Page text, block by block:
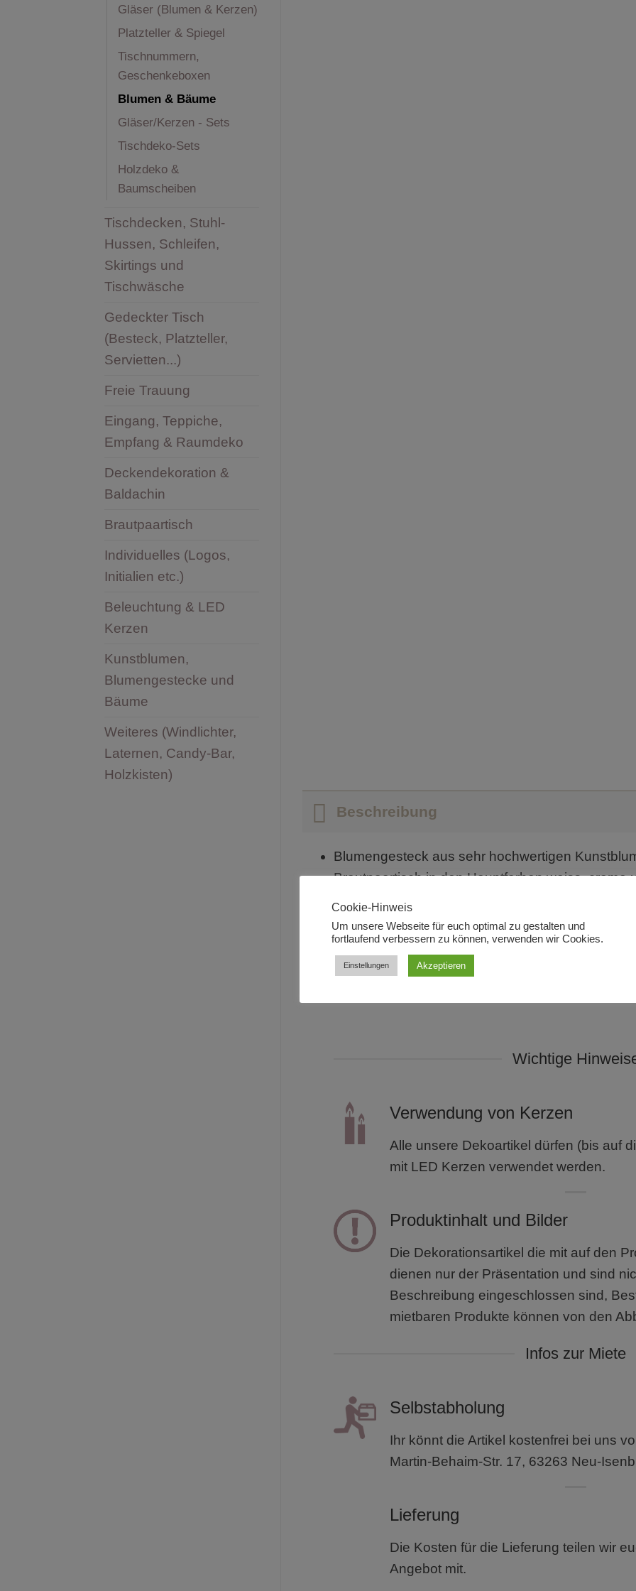
Gläser (Blumen & Kerzen)
Platzteller & Spiegel
Tischnummern,
Geschenkeboxen
Blumen & Bäume
Gläser/Kerzen - Sets
Tischdeko-Sets
Holzdeko &
Baumscheiben
Tischdecken, Stuhl-
Hussen, Schleifen,
Skirtings und
Tischwäsche
Gedeckter Tisch
(Besteck, Platzteller,
Servietten...)
Freie Trauung
Eingang, Teppiche,
Empfang & Raumdeko
Deckendekoration &
Baldachin
Brautpaartisch
Individuelles (Logos,
Initialien etc.)
Beleuchtung & LED
Kerzen
Kunstblumen,
Blumengestecke und
Bäume
Weiteres (Windlichter,
Laternen, Candy-Bar,
Holzkisten)
Beschreibung
Blumengesteck aus sehr hochwertigen
Brautpaartisch in den Hauptfarben weiss, creme
Auch aus naher Entfernung ist es kaum
Kunstblumengesteck handelt. Erst beim
Breite: etwa 120cm, | Tiefe: 40cm – 45cm |
Wichtige
Verwendung von Kerzen
Alle unsere Dekoartikel dürfen (bis auf
mit LED Kerzen verwendet werden.
Produktinhalt und Bilder
Die Dekorationsartikel die mit auf den
dienen nur der Präsentation und sind
Beschreibung eingeschlossen sind,
mietbaren Produkte können von den
Infos zur Miete
Selbstabholung
Ihr könnt die Artikel kostenfrei bei uns
Martin-Behaim-Str. 17, 63263 Neu-
Lieferung
Die Kosten für die Lieferung teilen wir
Angebot mit.
Cookie-Hinweis
Um unsere Webseite für euch optimal zu gestalten und
fortlaufend verbessern zu können, verwenden wir Cookies.
Einstellungen Akzeptieren